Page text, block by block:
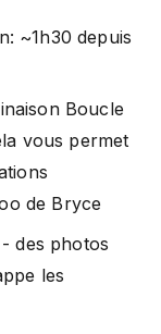
~1h30 depuis
Boucle
vous permet
de Bryce
des photos
les